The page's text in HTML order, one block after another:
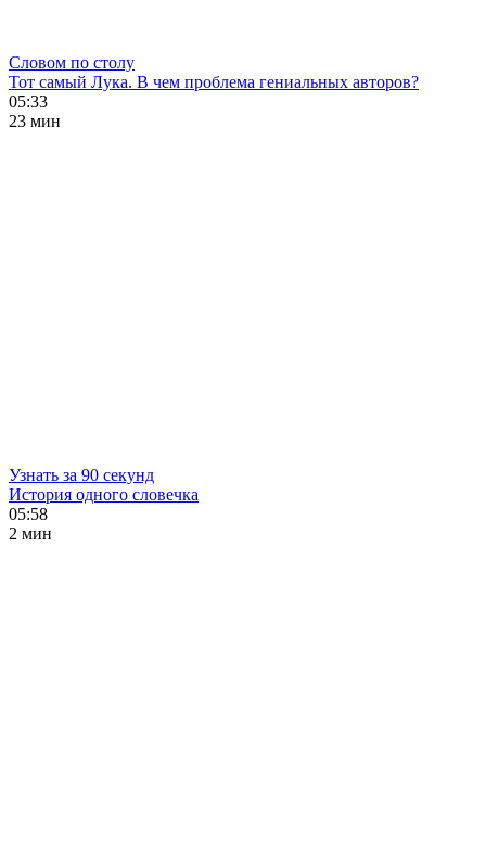
Словом по столу
Тот самый Лука. В чем проблема гениальных авторов?
05:33
23 мин
Узнать за 90 секунд
История одного словечка
05:58
2 мин